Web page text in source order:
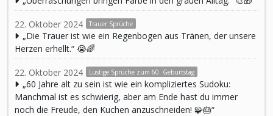
22. Oktober 2024 Trauer Sprüche
„Die Trauer ist wie ein Regenbogen aus Tränen, der unsere
Herzen erhellt.“ 😭🌈
22. Oktober 2024 Lustige Sprüche zum 60. Geburtstag
„60 Jahre alt zu sein ist wie ein kompliziertes Sudoku:
Manchmal ist es schwierig, aber am Ende hast du immer
noch die Freude, den Kuchen anzuschneiden! 🧩🎂“